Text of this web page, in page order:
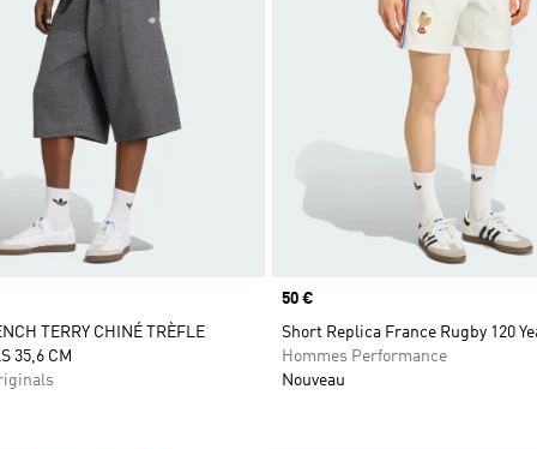
TERRY CHINÉ TRÈFLE
35,6 CM
Prix
50 €
Short Replica France Rugby 120
Hommes Performance
Nouveau